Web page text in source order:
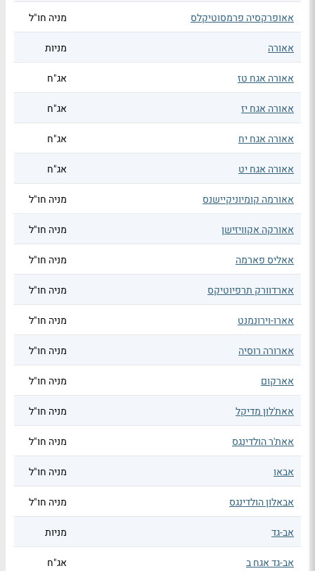
אאופרקסיה פרמסוטיקלס מניה חו"ל
אאורה מניות
אאורה אגח טז אג"ח
אאורה אגח יז אג"ח
אאורה אגח יח אג"ח
אאורה אגח יט אג"ח
אאורמה קומיוניקיישנס מניה חו"ל
אאורקה אקוויזישן מניה חו"ל
אאליס פארמה מניה חו"ל
אארדוורק תרפיוטיקס מניה חו"ל
אארו-וירונמנט מניה חו"ל
אארורה רוסיה מניה חו"ל
אארקום מניה חו"ל
אאת'לון מדיקל מניה חו"ל
אאת'ר הולדינגס מניה חו"ל
אבאו מניה חו"ל
אבאלון הולדינגס מניה חו"ל
אב-גד מניות
אב-גד אגח ב אג"ח